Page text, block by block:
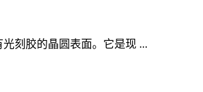
刻胶的晶圆表面。它是现 ...